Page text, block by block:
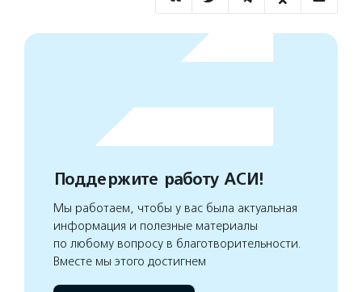
Поддержите работу АСИ!
Мы работаем, чтобы у вас была актуальная
информация и полезные материалы
по любому вопросу в благотворительности.
Вместе мы этого достигнем